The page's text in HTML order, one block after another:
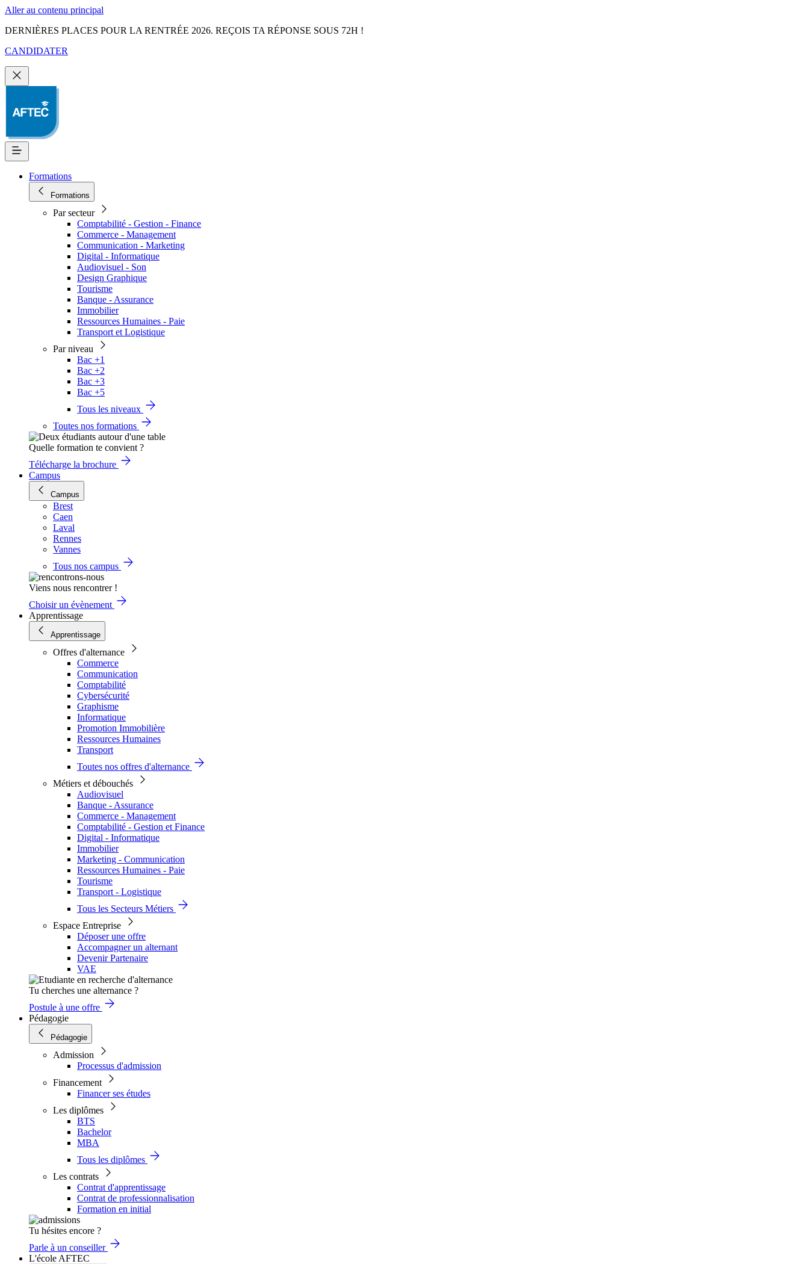
Aller au contenu principal
DERNIÈRES PLACES POUR LA RENTRÉE 2026. REÇOIS TA RÉPONSE SOUS 72H !
CANDIDATER
Formations
Formations
Par secteur
Comptabilité - Gestion - Finance
Commerce - Management
Communication - Marketing
Digital - Informatique
Audiovisuel - Son
Design Graphique
Tourisme
Banque - Assurance
Immobilier
Ressources Humaines - Paie
Transport et Logistique
Par niveau
Bac +1
Bac +2
Bac +3
Bac +5
Tous les niveaux
Toutes nos formations
Quelle formation te convient ?
Télécharge la brochure
Campus
Campus
Brest
Caen
Laval
Rennes
Vannes
Tous nos campus
Viens nous rencontrer !
Choisir un évènement
Apprentissage
Apprentissage
Offres d'alternance
Commerce
Communication
Comptabilité
Cybersécurité
Graphisme
Informatique
Promotion Immobilière
Ressources Humaines
Transport
Toutes nos offres d'alternance
Métiers et débouchés
Audiovisuel
Banque - Assurance
Commerce - Management
Comptabilité - Gestion et Finance
Digital - Informatique
Immobilier
Marketing - Communication
Ressources Humaines - Paie
Tourisme
Transport - Logistique
Tous les Secteurs Métiers
Espace Entreprise
Déposer une offre
Accompagner un alternant
Devenir Partenaire
VAE
Tu cherches une alternance ?
Postule à une offre
Pédagogie
Pédagogie
Admission
Processus d'admission
Financement
Financer ses études
Les diplômes
BTS
Bachelor
MBA
Tous les diplômes
Les contrats
Contrat d'apprentissage
Contrat de professionnalisation
Formation en initial
Tu hésites encore ?
Parle à un conseiller
L'école AFTEC